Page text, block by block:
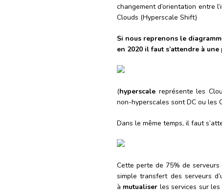
changement d’orientation entre
Clouds (Hyperscale Shift)
Si nous reprenons le
en 2020 il faut s’attendre à
(hyperscale représente les
non-hyperscales sont DC ou les
Dans le même temps, il faut
Cette perte de 75% de
simple transfert des serveurs
à mutualiser les services sur les